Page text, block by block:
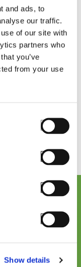
and ads, to
our traffic.
of our site with
partners who
you’ve
from your use
Show details
du navigateur
la base de
des outils et
toute votre